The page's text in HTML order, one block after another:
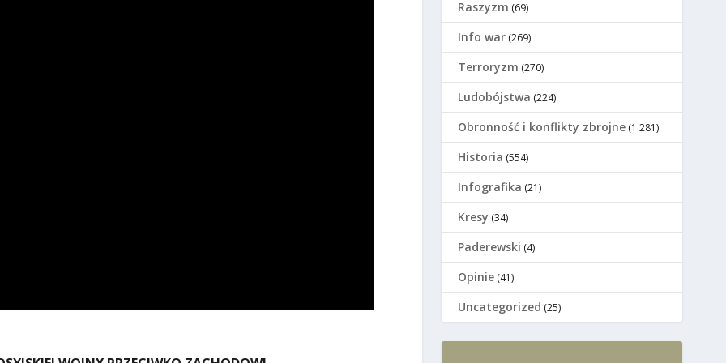
Raszyzm (69)
Info war (269)
Terroryzm (270)
Ludobójstwa (224)
Оbronność i konflikty zbrojne (1 281)
Historia (554)
Infografika (21)
Kresy (34)
Paderewski (4)
Opinie (41)
Uncategorized (25)